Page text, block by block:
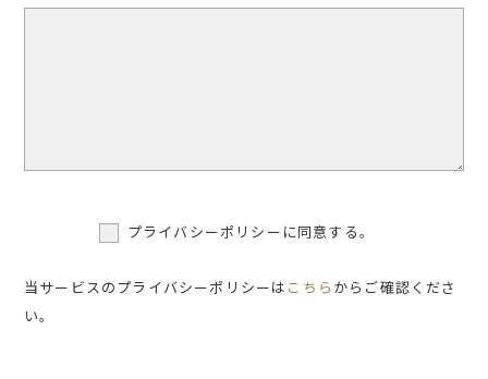
プライバシーポリシーに同意する。
当サービスのプライバシーポリシーは こちら からご確認くださ
い。